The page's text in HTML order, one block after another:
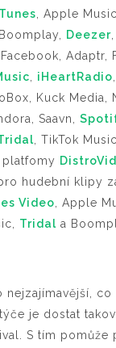
, Apple Music,
Deezer
Adaptr,
iHeartRadio
Kuck Media,
Saavn,
, TikTok
DistroVid
hudební klipy
Video , Apple
Tridal a
nejzajímavější, co
je dostat
S tím pomůže